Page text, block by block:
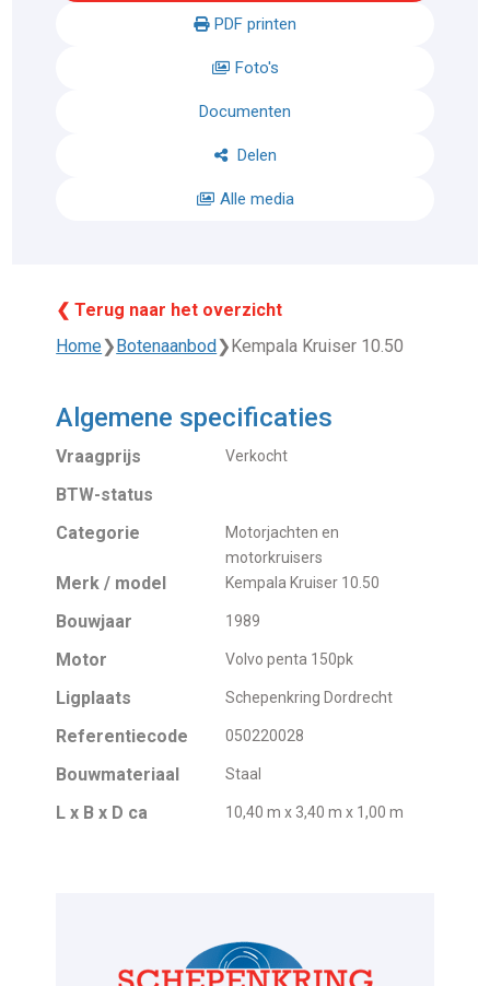
PDF printen
Foto's
Documenten
Delen
Alle media
❮ Terug naar het overzicht
Home❯ Botenaanbod ❯ Kempala Kruiser 10.50
Algemene specificaties
Vraagprijs Verkocht
BTW-status
Categorie
Motorjachten en
motorkruisers
Merk / model Kempala Kruiser 10.50
Bouwjaar 1989
Motor Volvo penta 150pk
Ligplaats Schepenkring Dordrecht
Referentiecode 050220028
Bouwmateriaal Staal
L x B x D ca 10,40 m x 3,40 m x 1,00 m